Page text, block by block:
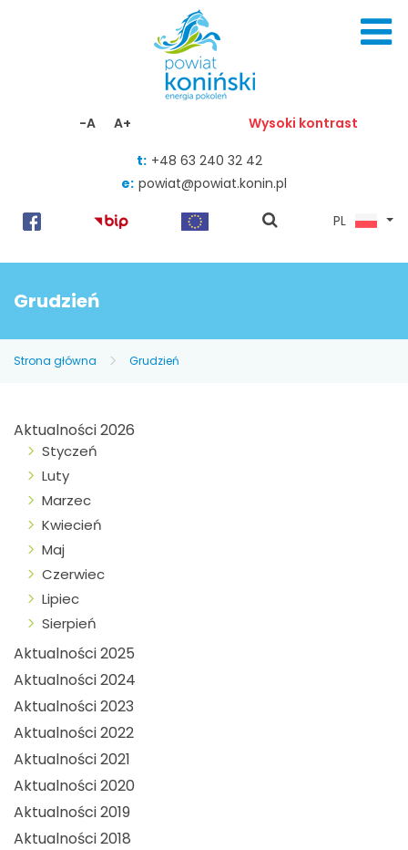
-A A+ Wysoki kontrast
t: +48 63 240 32 42
e: powiat@powiat.konin.pl
pokaż
PL
Grudzień
Strona główna Grudzień
Aktualności 2026
Styczeń
Luty
Marzec
Kwiecień
Maj
Czerwiec
Lipiec
Sierpień
Aktualności 2025
Aktualności 2024
Aktualności 2023
Aktualności 2022
Aktualności 2021
Aktualności 2020
Aktualności 2019
Aktualności 2018